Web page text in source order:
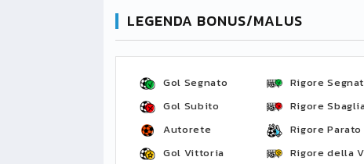
LEGENDA BONUS/MALUS
Gol Segnato
Gol Subito
Autorete
Gol Vittoria
Rigore
Rigore
Rigore Parato
Rigore della